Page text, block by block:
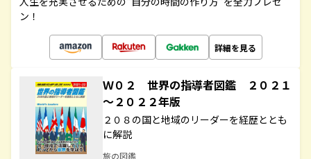
ン！
詳細を見る
Ｗ０２ 世界の指導者図鑑 ２０２１
～２０２２年版
２０８の国と地域のリーダーを経歴ととも
に解説
旅の図鑑